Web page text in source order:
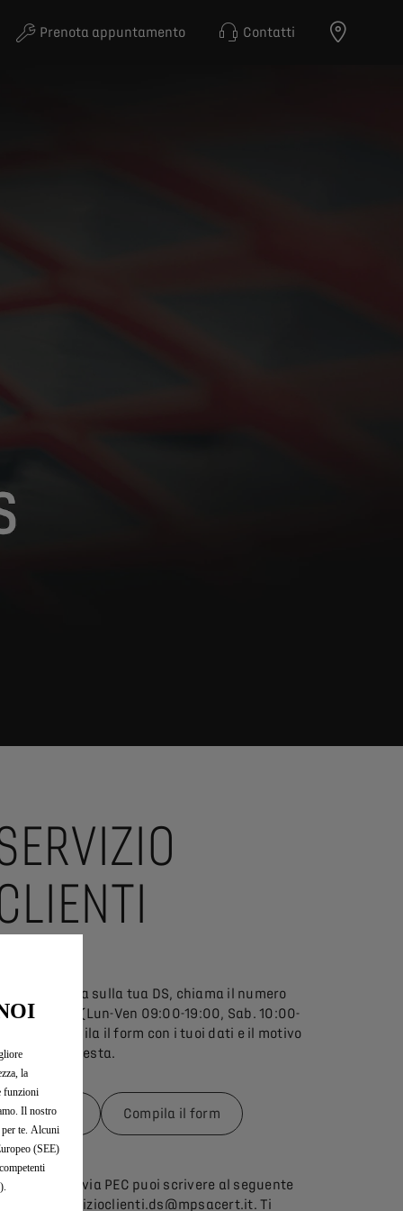
Prenota appuntamento Contatti
Per assistenza sulla tua DS, chiama il numero
980 955
(Lun-Ven 09:00-19:00, Sab. 10:00-
18:00) o compila il form con i tuoi dati e il motivo
tua richiesta.
Chiamaci Compila il form
ci contatti via PEC puoi scrivere al seguente
indirizzo: servizioclienti.ds@mpsacert.it. Ti
la
funzioni
Il nostro
per te. Alcuni
(SEE)